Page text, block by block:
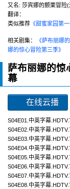
又名: 莎宾娜的颤栗冒险
翻译：
类似推荐 《甜蜜家园第一
相关剧集： 《萨布丽娜
娜的惊心冒险第三季》
萨布丽娜的惊
幕
在线云播
S04E01.中英字幕
S04E02.中英字幕
S04E03.中英字幕
S04E04.中英字幕
S04E05.中英字幕
S04E06.中英字幕
S04E07.中英字幕
S04E08.中英字幕